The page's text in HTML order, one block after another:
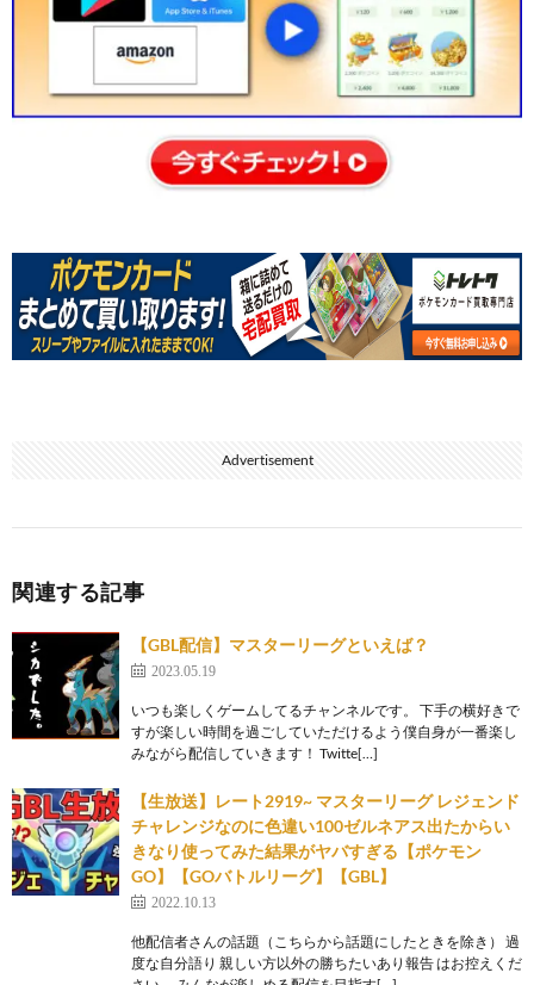
Advertisement
関連する記事
【GBL配信】マスターリーグといえば？
2023.05.19
いつも楽しくゲームしてるチャンネルです。 下手の横好きで
すが楽しい時間を過ごしていただけるよう僕自身が一番楽し
みながら配信していきます！ Twitte[…]
【生放送】レート2919~ マスターリーグ レジェンド
チャレンジなのに色違い100ゼルネアス出たからい
きなり使ってみた結果がヤバすぎる【ポケモン
GO】【GOバトルリーグ】【GBL】
2022.10.13
他配信者さんの話題（こちらから話題にしたときを除き） 過
度な自分語り 親しい方以外の勝ちたいあり報告 はお控えくだ